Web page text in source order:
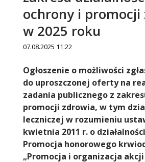
ochrony i promocji
w 2025 roku
07.08.2025 11:22
Treść
Ogłoszenie o możliwości
do uproszczonej oferty na
zadania publicznego z
promocji zdrowia, w tym
leczniczej w rozumieniu
kwietnia 2011 r. o
Promocja honorowego
„Promocja i organizacja akcji